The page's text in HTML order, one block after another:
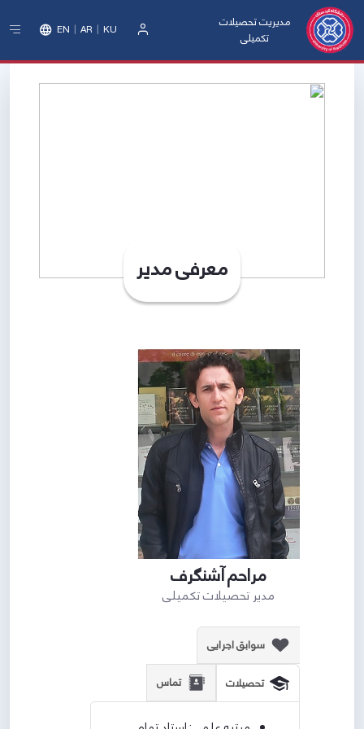
مدیریت تحصیلات
تکمیلی
EN AR KU
معرفی مدیر
مراحم آشنگرف
مدیر تحصیلات تکمیلی
تحصیلات تماس
سوابق اجرایی